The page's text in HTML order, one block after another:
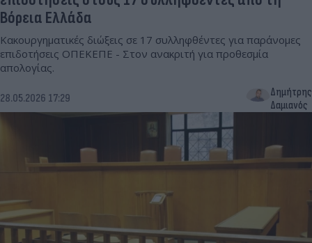
Βόρεια Ελλάδα
Κακουργηματικές διώξεις σε 17 συλληφθέντες για παράνομες
επιδοτήσεις ΟΠΕΚΕΠΕ - Στον ανακριτή για προθεσμία
απολογίας.
28.05.2026 17:29
Δημήτρης
Δαμιανός